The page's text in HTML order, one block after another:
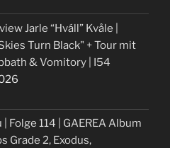
Jarle “Hváll” Kvåle |
Turn Black" + Tour mit
& Vomitory | I54
Folge 114 | GAEREA Album
Grade 2, Exodus,